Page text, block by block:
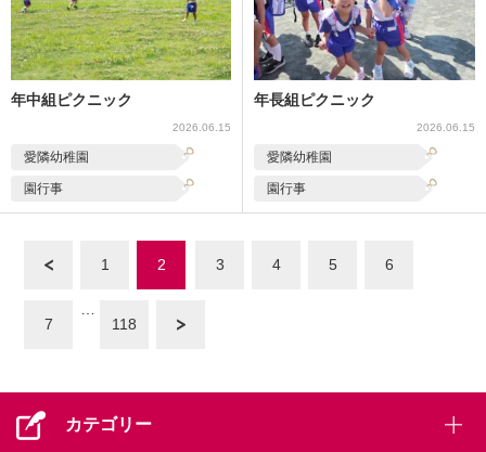
年中組ピクニック
2026.06.15
愛隣幼稚園
園行事
年長組ピクニック
2026.06.15
愛隣幼稚園
園行事
« 前へ
1 2 3 4 5 6
7
…
118
カテゴリー